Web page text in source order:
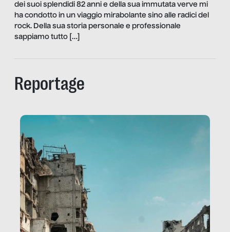
dei suoi splendidi 82 anni e della sua immutata verve mi
ha condotto in un viaggio mirabolante sino alle radici del
rock. Della sua storia personale e professionale
sappiamo tutto […]
Reportage